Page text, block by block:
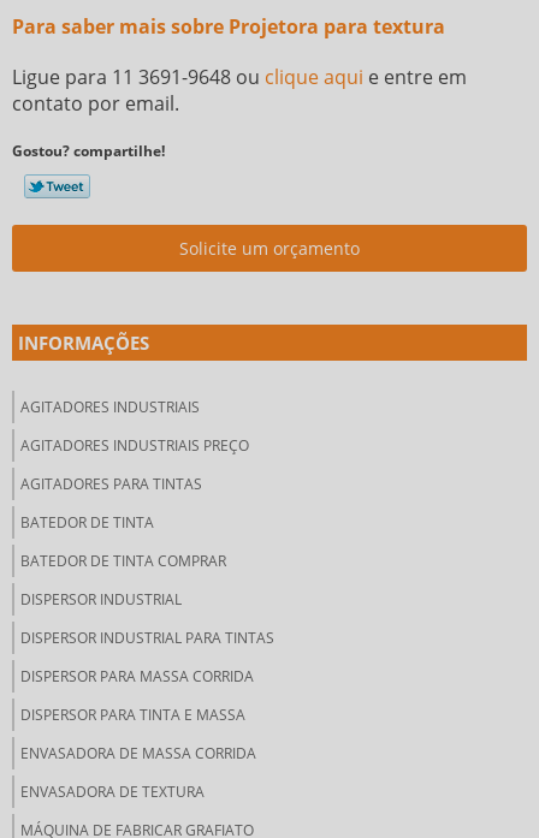
Para saber mais sobre Projetora para textura
Ligue para 11 3691-9648 ou clique aqui e entre em
contato por email.
Gostou? compartilhe!
Solicite um orçamento
INFORMAÇÕES
AGITADORES INDUSTRIAIS
AGITADORES INDUSTRIAIS PREÇO
AGITADORES PARA TINTAS
BATEDOR DE TINTA
BATEDOR DE TINTA COMPRAR
DISPERSOR INDUSTRIAL
DISPERSOR INDUSTRIAL PARA TINTAS
DISPERSOR PARA MASSA CORRIDA
DISPERSOR PARA TINTA E MASSA
ENVASADORA DE MASSA CORRIDA
ENVASADORA DE TEXTURA
MÁQUINA DE FABRICAR GRAFIATO